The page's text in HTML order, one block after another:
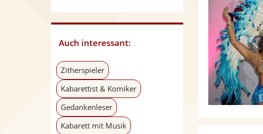
Auch interessant:
Zitherspieler
Kabarettist & Komiker
Gedankenleser
Kabarett mit Musik